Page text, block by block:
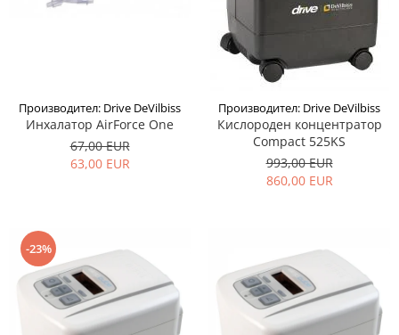
Производител: Drive DeVilbiss
Инхалатор AirForce One
67,00 EUR
63,00 EUR
Производител: Drive DeVilbiss
Кислороден концентратор
Compact 525KS
993,00 EUR
860,00 EUR
-23%